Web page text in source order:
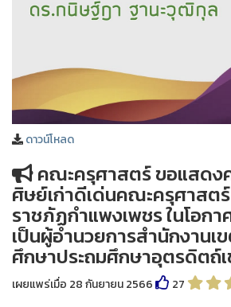
ดาวน์โหลด
คณะครุศาสตร์ ขอแสดง
ศิษย์เก่าดีเด่นคณะครุศาสต
ราชภัฏกำแพงเพชร ในโอก
เป็นผู้อำนวยการสำนักงานเ
ศึกษาประถมศึกษาอุตรดิตถ์เ
เผยแพร่เมื่อ 28 กันยายน 2566 27